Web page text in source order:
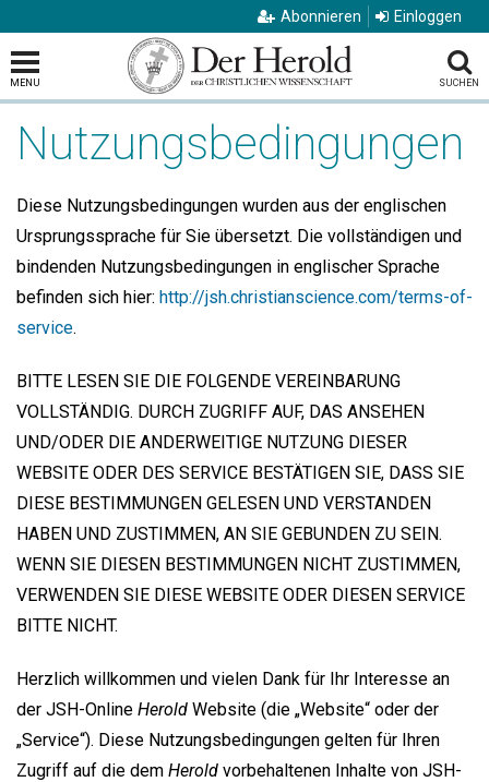
Abonnieren Einloggen
MENU SUCHEN
Nutzungsbedingungen
Diese Nutzungsbedingungen wurden aus der englischen
Ursprungssprache für Sie übersetzt. Die vollständigen und
bindenden Nutzungsbedingungen in englischer Sprache
befinden sich hier: http://jsh.christianscience.com/terms-of-
service.
BITTE LESEN SIE DIE FOLGENDE VEREINBARUNG
VOLLSTÄNDIG. DURCH ZUGRIFF AUF, DAS ANSEHEN
UND/ODER DIE ANDERWEITIGE NUTZUNG DIESER
WEBSITE ODER DES SERVICE BESTÄTIGEN SIE, DASS SIE
DIESE BESTIMMUNGEN GELESEN UND VERSTANDEN
HABEN UND ZUSTIMMEN, AN SIE GEBUNDEN ZU SEIN.
WENN SIE DIESEN BESTIMMUNGEN NICHT ZUSTIMMEN,
VERWENDEN SIE DIESE WEBSITE ODER DIESEN SERVICE
BITTE NICHT.
Herzlich willkommen und vielen Dank für Ihr Interesse an
der JSH-Online Herold Website (die „Website“ oder der
„Service“). Diese Nutzungsbedingungen gelten für Ihren
Zugriff auf die dem Herold vorbehaltenen Inhalte von JSH-